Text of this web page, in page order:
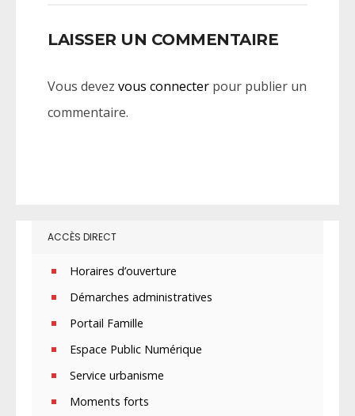
LAISSER UN COMMENTAIRE
Vous devez vous connecter pour publier un
commentaire.
ACCÈS DIRECT
Horaires d’ouverture
Démarches administratives
Portail Famille
Espace Public Numérique
Service urbanisme
Moments forts